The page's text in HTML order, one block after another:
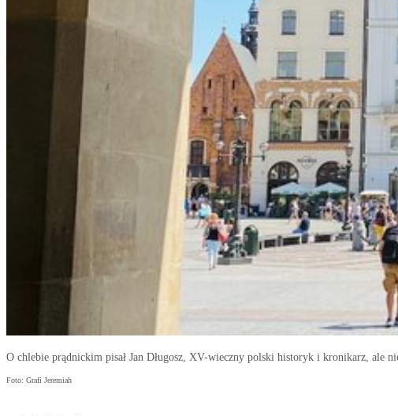
O chlebie prądnickim pisał Jan Długosz, XV-wieczny polski historyk i kronikarz, ale
Foto: Grafi Jeremiah